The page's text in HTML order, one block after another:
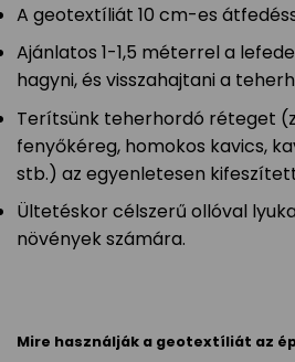
A geotextíliát 10 cm-es
Ajánlatos 1-1,5 méterrel a
hagyni, és visszahajtani a
Terítsünk teherhordó réteget
fenyőkéreg, homokos kavics,
stb.) az egyenletesen
Ültetéskor célszerű ollóval
növények számára.
Mire használják a geotextíliát az